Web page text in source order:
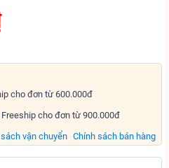
cho đơn từ 600.000đ
cho đơn từ 900.000đ
Chính sách bán hàng
vận chuyển